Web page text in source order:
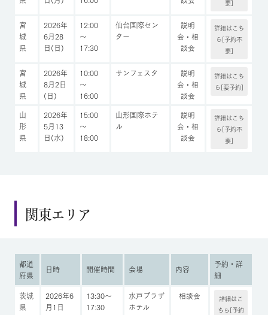
要]
宮
城
県
2026年
6月28
日(日)
12:00
～
17:30
仙台国際セン
ター
説明
会・相
談会
詳細はこち
ら[予約不
要]
宮
城
県
2026年
8月2日
(日)
10:00
～
16:00
サンフェスタ
説明
会・相
談会
詳細はこち
ら[要予約]
山
形
県
2026年
5月13
日(水)
15:00
～
18:00
山形国際ホテ
ル
説明
会・相
談会
詳細はこち
ら[予約不
要]
関東エリア
都道
府県
日時 開催時間 会場 内容
予約・詳
細
茨城
県
2026年6
月1日
13:30～
17:30
水戸プラザ
ホテル
相談会
詳細はこ
ちら[予約